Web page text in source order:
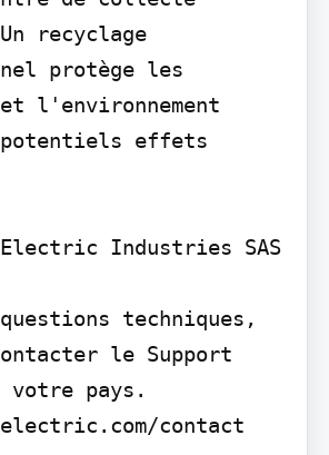
recyclage
protège les
et l'environnement
effets
Electric Industries SAS
techniques,
le Support
votre pays.
contact